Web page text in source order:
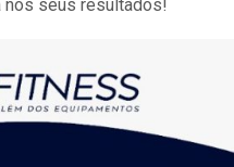
nos seus resultados!